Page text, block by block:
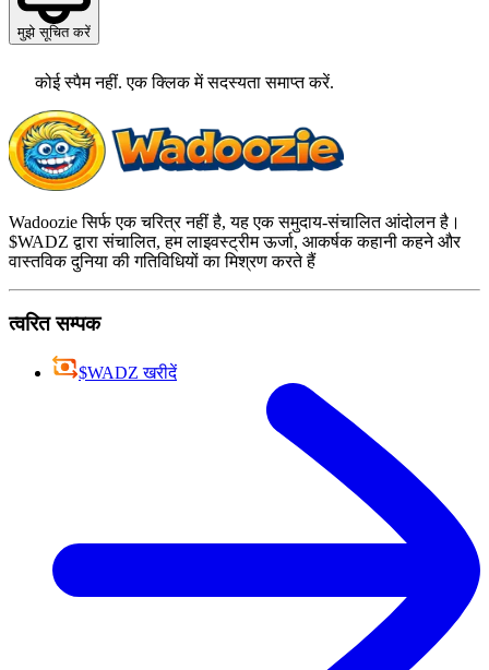
मुझे सूचित करें
कोई स्पैम नहीं. एक क्लिक में सदस्यता समाप्त करें.
Wadoozie सिर्फ एक चरित्र नहीं है, यह एक समुदाय-संचालित आंदोलन है।
$WADZ द्वारा संचालित, हम लाइवस्ट्रीम ऊर्जा, आकर्षक कहानी कहने और
वास्तविक दुनिया की गतिविधियों का मिश्रण करते हैं
त्वरित सम्पक
$WADZ खरीदें